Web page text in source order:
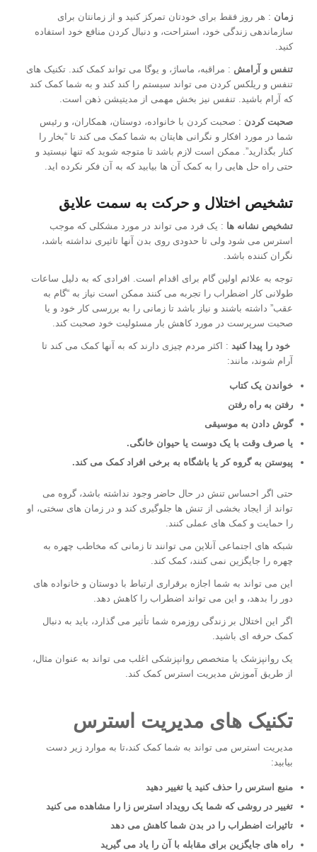
زمان : هر روز فقط برای خودتان تمرکز کنید و از زمانتان برای
سازماندهی زندگی خود، استراحت، و دنبال کردن منافع خود استفاده
کنید.
تنفس و آرامش : مراقبه، ماساژ، و یوگا می تواند کمک کند. تکنیک های
تنفس و ریلکس کردن می تواند سیستم را کند کند و به شما کمک کند
که آرام باشید. تنفس نیز بخش مهمی از مدیتیشن ذهن است.
صحبت کردن : صحبت کردن با خانواده، دوستان، همکاران، و رئیس
شما در مورد افکار و نگرانی هایتان به شما کمک می کند تا “بخار را
کنار بگذارید”. ممکن است لازم باشد تا متوجه شوید که تنها نیستید و
حتی راه حل هایی را به کمک آن ها بیابید که به آن فکر نکرده اید.
تشخیص اختلال و حرکت به سمت علایق
تشخیص نشانه ها : یک فرد می تواند در مورد مشکلی که موجب
استرس می شود ولی تا حدودی روی بدن آنها تاثیری نداشته باشد،
نگران کننده باشد.
توجه به علائم اولین گام برای اقدام است. افرادی که به دلیل ساعات
طولانی کار اضطراب را تجربه می کنند ممکن است نیاز به “گام به
عقب” داشته باشند و نیاز باشد تا زمانی را به بررسی کار خود و یا
صحبت سرپرست در مورد کاهش بار مسئولیت خود صحبت کند.
خود را پیدا کنید: اکثر مردم چیزی دارند که به آنها کمک می کند تا
آرام شوند، مانند:
خواندن یک کتاب
رفتن به راه رفتن
گوش دادن به موسیقی
یا صرف وقت با یک دوست یا حیوان خانگی.
پیوستن به گروه کر یا باشگاه به برخی افراد کمک می کند.
حتی اگر احساس تنش در حال حاضر وجود نداشته باشد، گروه می
تواند از ایجاد بخشی از تنش ها جلوگیری کند و در زمان های سختی، او
را حمایت و کمک های عملی کنند.
شبکه های اجتماعی آنلاین می توانند تا زمانی که مخاطب چهره به
چهره را جایگزین نمی کنند، کمک کند.
این می تواند به شما اجازه برقراری ارتباط با دوستان و خانواده های
دور را بدهد، و این می تواند اضطراب را کاهش دهد.
اگر این اختلال بر زندگی روزمره شما تأثیر می گذارد، باید به دنبال
کمک حرفه ای باشید.
یک روانپزشک یا متخصص روانپزشکی اغلب می تواند به عنوان مثال،
از طریق آموزش مدیریت استرس کمک کند.
تکنیک های مدیریت استرس
مدیریت استرس می تواند به شما کمک کند،تا به موارد زیر دست
بیابید:
منبع استرس را حذف کنید یا تغییر دهید
تغییر در روشی که شما یک رویداد استرس زا را مشاهده می کنید
تاثیرات اضطراب را در بدن شما کاهش می دهد
راه های جایگزین برای مقابله با آن را یاد می گیرید